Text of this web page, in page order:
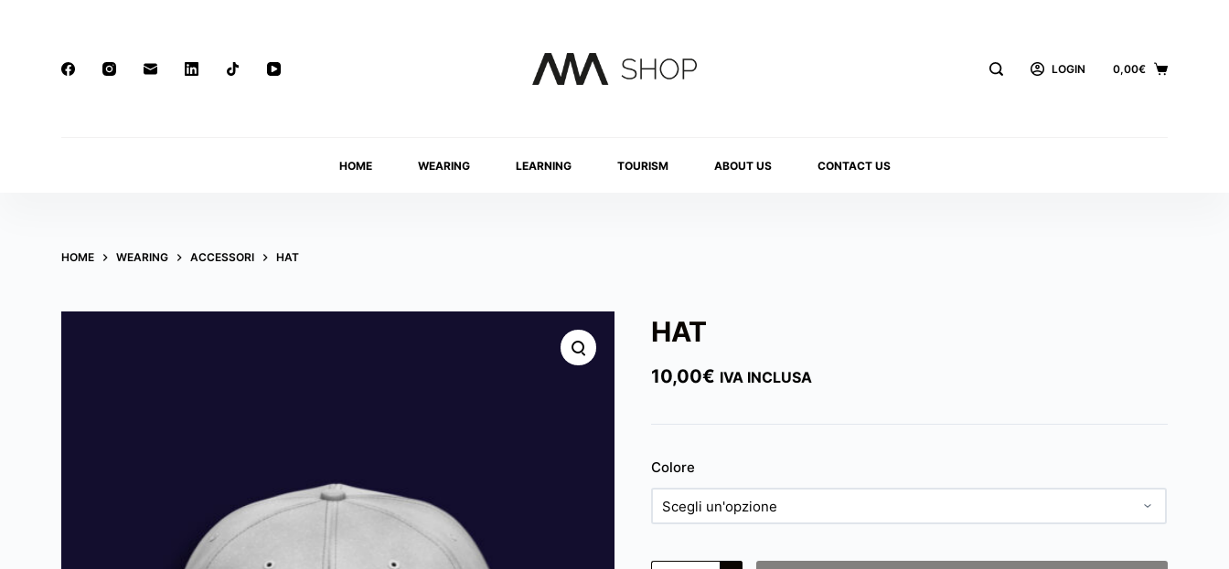
LOGIN 0,00€
HOME WEARING LEARNING TOURISM ABOUT US CONTACT US
HOME WEARING ACCESSORI HAT
HAT
10,00€ IVA INCLUSA
Colore